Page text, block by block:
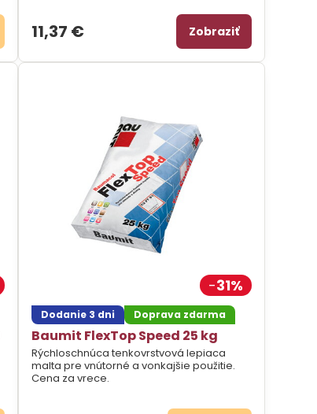
11,37 € Zobraziť
31%
Dodanie 3 dni Doprava zdarma
Baumit FlexTop Speed 25 kg
Rýchloschnúca tenkovrstvová lepiaca
malta pre vnútorné a vonkajšie použitie.
Cena za vrece.